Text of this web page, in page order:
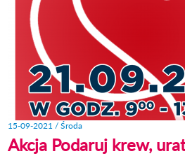
15-09-2021 / Środa
Akcja Podaruj krew,